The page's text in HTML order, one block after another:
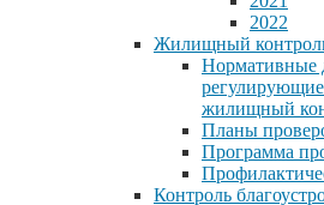
2022
Жилищный
Нормативные
жилищный
Планы
Программа
Контроль